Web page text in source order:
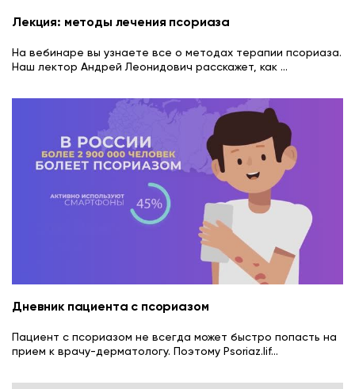
Лекция: методы лечения псориаза
На вебинаре вы узнаете все о методах терапии псориаза.
Наш лектор Андрей Леонидович расскажет, как ...
Дневник пациента с псориазом
Пациент с псориазом не всегда может быстро попасть на
прием к врачу-дерматологу. Поэтому Psoriaz.lif...